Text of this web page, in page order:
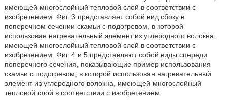
имеющей многослойный тепловой слой в соответствии с
изобретением. Фиг. 3 представляет собой вид сбоку в
поперечном сечении скамьи с подогревом, в которой
использован нагревательный элемент из углеродного волокна,
имеющей многослойный тепловой слой в соответствии с
изобретением. Фиг. 4 и 5 представляют собой виды спереди
поперечного сечения, показывающие пример использования
скамьи с подогревом, в которой использован нагревательный
элемент из углеродного волокна, имеющей многослойный
тепловой слой в соответствии с изобретением.